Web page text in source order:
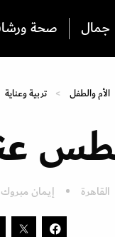
جمال صحة
الأم والطفل تربية وعناية
القاهرة إيمان مبروك